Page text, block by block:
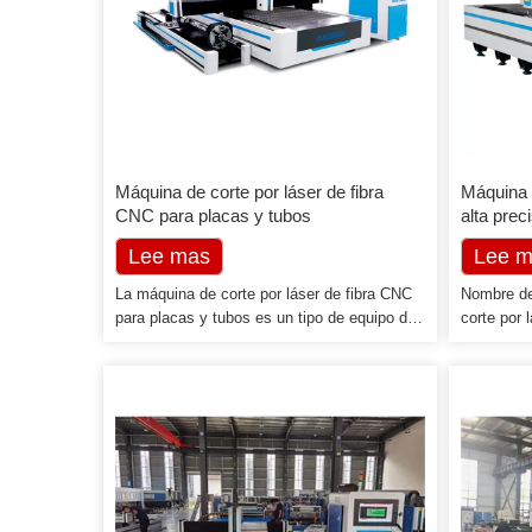
alta
tubos de
Lee
Nombre
corte por
con el
intensivo
pieza de
piezas
Máquina de corte por láser de fibra
CNC para placas y tubos
Lee mas
La máquina de corte por láser de fibra CNC
para placas y tubos es un tipo de equipo de
corte de metales, que será su buen socio
para la metalurgia. Los talleres de
fabricación de metal y las empresas que
fabrican piezas metálicas personalizadas
pueden […]